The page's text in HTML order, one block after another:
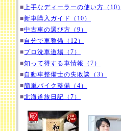
■上手なディーラーの使い方（10）
■新車購入ガイド（10）
■中古車の選び方（9）
■自分で車整備（12）
■プロ洗車道場（7）
■知って得する車情報（7）
■自動車整備士の失敗談（3）
■簡単バイク整備（4）
■北海道旅日記（7）